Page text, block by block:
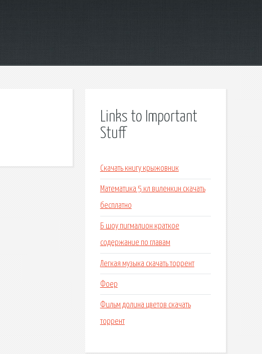
Links to Important
Stuff
Скачать книгу крыжовник
Математика 5 кл виленкин скачать
бесплатно
Б шоу пигмалион краткое
содержание по главам
Легкая музыка скачать торрент
Фоер
Фильм долина цветов скачать
торрент